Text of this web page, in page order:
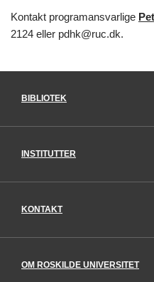
Kontakt programansvarlige
2124 eller pdhk@ruc.dk.
BIBLIOTEK
INSTITUTTER
KONTAKT
OM ROSKILDE UNIVERSITET